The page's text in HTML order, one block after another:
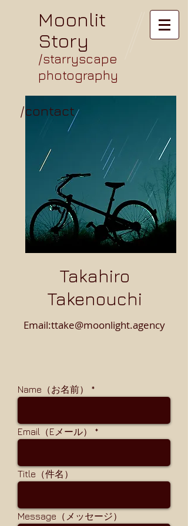
Moonlit
Story
/starryscape
photography
/contact
Takahiro
Takenouchi
Email:ttake@moonlight.agency
Name（お名前）
Email（Eメール）
Title（件名）
Message（メッセージ）